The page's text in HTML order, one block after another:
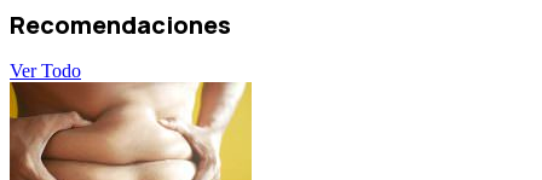
Recomendaciones
Ver Todo